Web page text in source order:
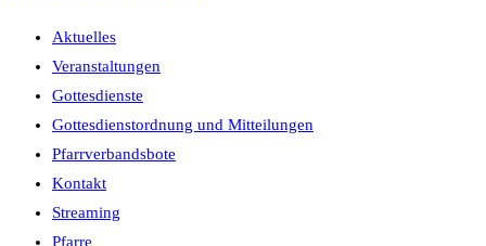
Aktuelles
Veranstaltungen
Gottesdienste
Gottesdienstordnung und Mitteilungen
Pfarrverbandsbote
Kontakt
Streaming
Pfarre